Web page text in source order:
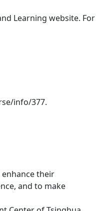
Learning website. For
info/377.
their
and to make